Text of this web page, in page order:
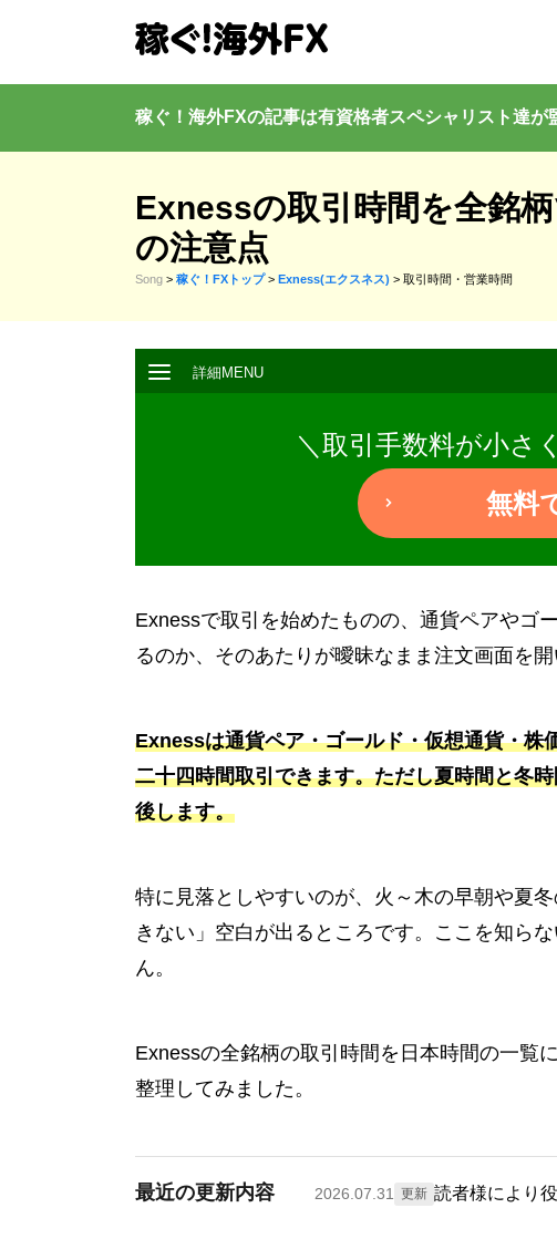
稼ぐ！海外FXの記事は有資格者スペシャリスト達が
Exnessの取引時間を全銘
の注意点
Song > 稼ぐ！FXトップ> Exness(エクスネス) > 取引時間・営業時間
＼取引手数料が小さ
無料
Exnessで取引を始めたものの、通貨ペアやゴ
るのか、そのあたりが曖昧なまま注文画面を
Exnessは通貨ペア・ゴールド・仮想通貨・株
二十四時間取引できます。ただし夏時間と冬
後します。
特に見落としやすいのが、火～木の早朝や夏
きない」空白が出るところです。ここを知ら
ん。
Exnessの全銘柄の取引時間を日本時間の一覧
整理してみました。
最近の更新内容 2026.07.31 更新 読者様により